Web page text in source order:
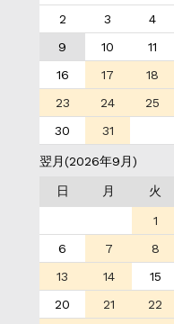
2
3 4
9
10 11
16
17 18
23
24 25
30
31
翌月(2026年9月)
日 月 火
1
6
7 8
13
14 15
20
21 22